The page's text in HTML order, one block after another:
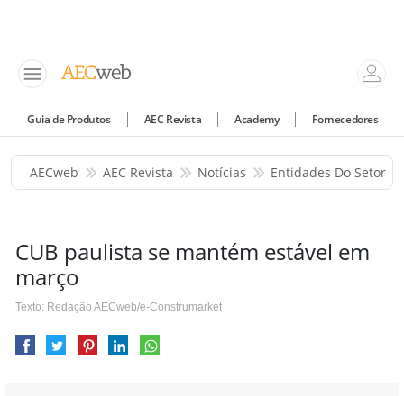
Guia de Produtos AEC Revista Academy Fornecedores
AECweb AEC Revista Notícias Entidades Do Setor
CUB paulista se mantém estável em
março
Texto: Redação AECweb/e-Construmarket